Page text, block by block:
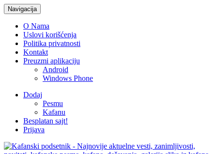
Navigacija
O Nama
Uslovi korišćenja
Politika privatnosti
Kontakt
Preuzmi aplikaciju
Android
Windows Phone
Dodaj
Pesmu
Kafanu
Besplatan sajt!
Prijava